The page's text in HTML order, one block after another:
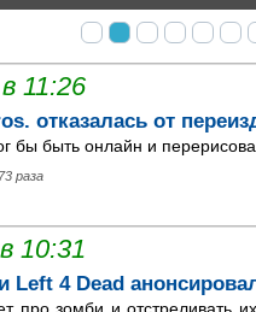
11:26
отказалась от
бы быть онлайн и
раза
10:31
Left 4 Dead